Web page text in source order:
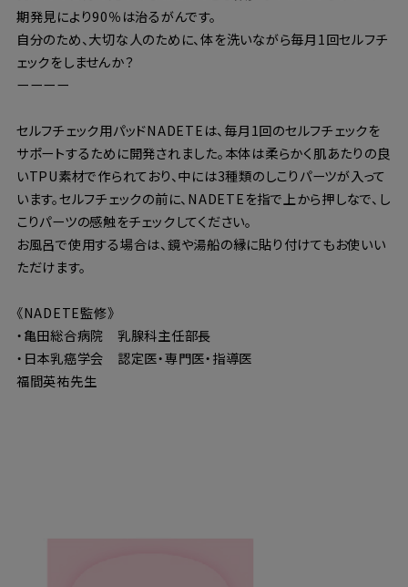
期発見により90％は治るがんです。
自分のため、大切な人のために、体を洗いながら毎月1回セルフチ
ェックをしませんか？
ーーーー
セルフチェック用パッドNADETEは、毎月1回のセルフチェックを
サポートするために開発されました。本体は柔らかく肌あたりの良
いTPU素材で作られており、中には3種類のしこりパーツが入って
います。セルフチェックの前に、NADETEを指で上から押しなで、し
こりパーツの感触をチェックしてください。
お風呂で使用する場合は、鏡や湯船の縁に貼り付けてもお使いい
ただけます。
《NADETE監修》
・亀田総合病院 乳腺科主任部長
・日本乳癌学会 認定医・専門医・指導医
福間英祐先生